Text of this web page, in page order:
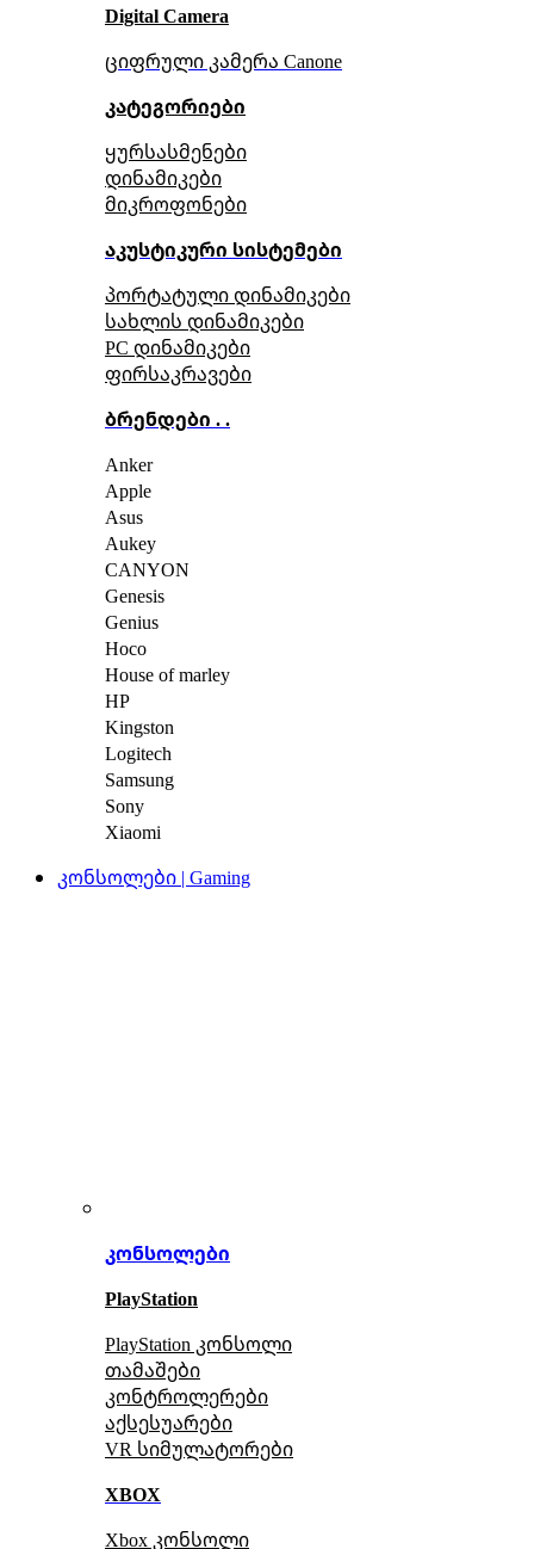
Digital Camera
ციფრული კამერა Сanone
კატეგორიები
ყურსასმენები
დინამიკები
მიკროფონები
აკუსტიკური სისტემები
პორტატული დინამიკები
სახლის დინამიკები
PC დინამიკები
ფირსაკრავები
ბრენდები . .
Anker
Apple
Asus
Aukey
CANYON
Genesis
Genius
Hoco
House of marley
HP
Kingston
Logitech
Samsung
Sony
Xiaomi
კონსოლები | Gaming
კონსოლები
PlayStation
PlayStation კონსოლი
თამაშები
კონტროლერები
აქსესუარები
VR სიმულატორები
XBOX
Xbox კონსოლი